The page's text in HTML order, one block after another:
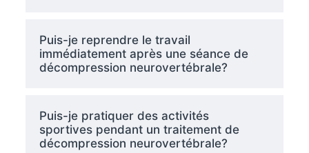
Puis-je reprendre le travail
immédiatement après une séance de
décompression neurovertébrale?
Puis-je pratiquer des activités
sportives pendant un traitement de
décompression neurovertébrale?